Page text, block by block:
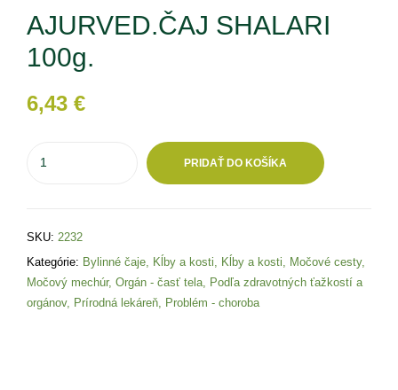
AJURVED.ČAJ SHALARI
100g.
6,43 €
PRIDAŤ DO KOŠÍKA
SKU: 2232
Kategórie: Bylinné čaje Kĺby a kosti Kĺby a kosti Močové cesty,
Močový mechúr, Orgán - časť tela Podľa zdravotných ťažkostí a
orgánov, Prírodná lekáreň Problém - choroba